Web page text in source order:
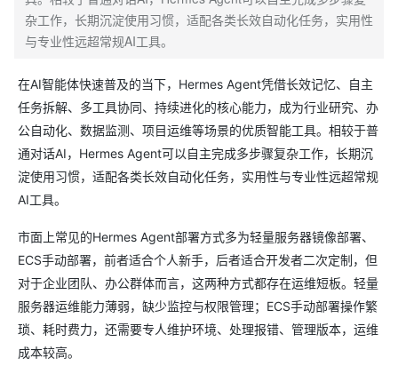
杂工作，长期沉淀使用习惯，适配各类长效自动化任务，实用性
与专业性远超常规AI工具。
在AI智能体快速普及的当下，Hermes Agent凭借长效记忆、自主
任务拆解、多工具协同、持续进化的核心能力，成为行业研究、办
公自动化、数据监测、项目运维等场景的优质智能工具。相较于普
通对话AI，Hermes Agent可以自主完成多步骤复杂工作，长期沉
淀使用习惯，适配各类长效自动化任务，实用性与专业性远超常规
AI工具。
市面上常见的Hermes Agent部署方式多为轻量服务器镜像部署、
ECS手动部署，前者适合个人新手，后者适合开发者二次定制，但
对于企业团队、办公群体而言，这两种方式都存在运维短板。轻量
服务器运维能力薄弱，缺少监控与权限管理；ECS手动部署操作繁
琐、耗时费力，还需要专人维护环境、处理报错、管理版本，运维
成本较高。